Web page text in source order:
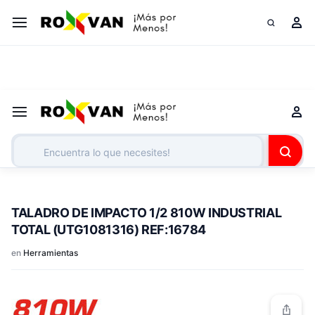
¡Somos tus grandes aliados corporativos! Cotiza tu
TALADRO DE IMPACTO 1/2 810W INDUSTRIAL
TOTAL (UTG1081316) REF:16784
en Herramientas